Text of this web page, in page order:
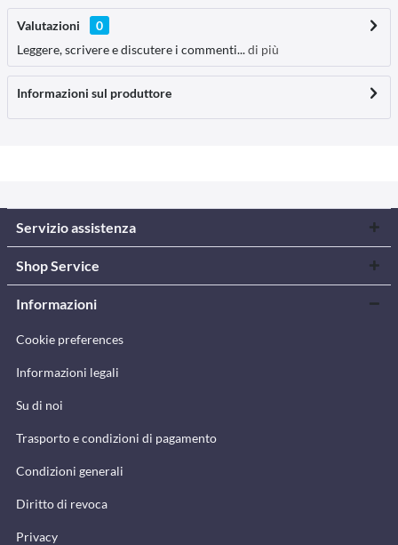
Valutazioni
0
Leggere, scrivere e discutere i commenti...di più
Informazioni sul produttore
Servizio assistenza
Shop Service
Informazioni
Cookie preferences
Informazioni legali
Su di noi
Trasporto e condizioni di pagamento
Condizioni generali
Diritto di revoca
Privacy